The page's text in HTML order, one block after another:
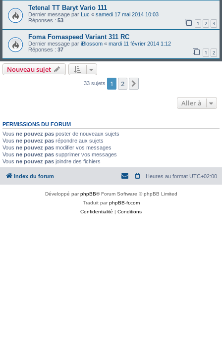
Tetenal TT Baryt Vario 111
Dernier message par Luc « samedi 17 mai 2014 10:03
Réponses : 53 1 2 3
Foma Fomaspeed Variant 311 RC
Dernier message par iBlossom « mardi 11 février 2014 1:12
Réponses : 37 1 2
Nouveau sujet
33 sujets 1 2
Aller à
PERMISSIONS DU FORUM
Vous ne pouvez pas poster de nouveaux sujets
Vous ne pouvez pas répondre aux sujets
Vous ne pouvez pas modifier vos messages
Vous ne pouvez pas supprimer vos messages
Vous ne pouvez pas joindre des fichiers
Index du forum Heures au format UTC+02:00
Développé parphpBB® Forum Software © phpBB Limited
Traduit parphpBB-fr.com
Confidentialité | Conditions